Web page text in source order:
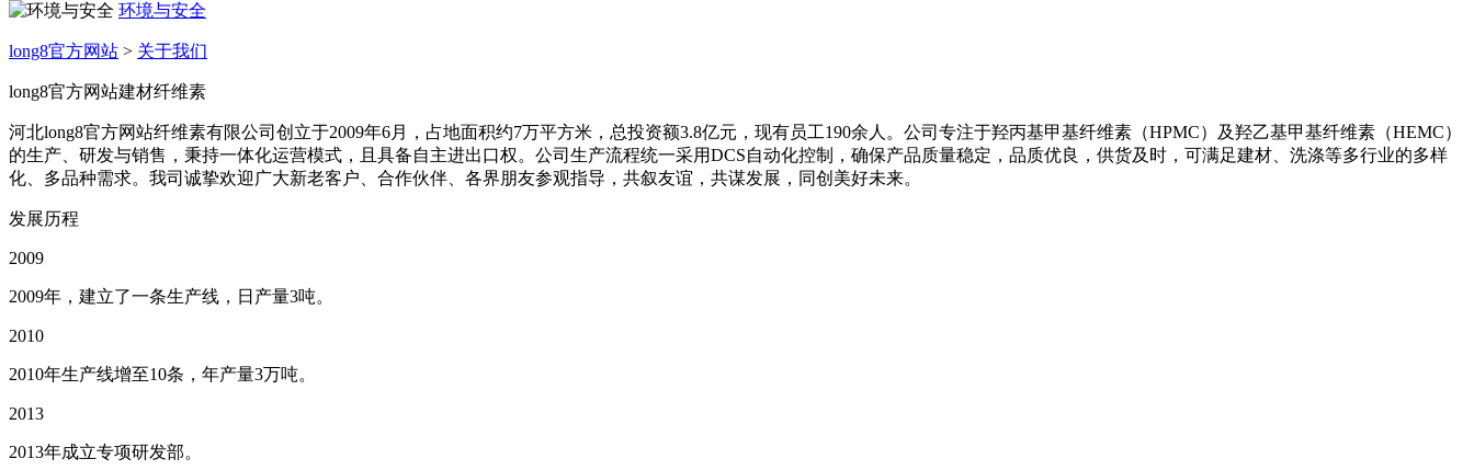
环境与安全
long8官方网站 > 关于我们
long8官方网站建材纤维素
河北long8官方网站纤维素有限公司创立于2009年6月，占地面积约7万平方米，总投资额3.8亿元，现有员工190余人。公司专注于羟丙基甲基纤维素（HPMC）及羟乙基甲基纤维素（HEMC）
的生产、研发与销售，秉持一体化运营模式，且具备自主进出口权。公司生产流程统一采用DCS自动化控制，确保产品质量稳定，品质优良，供货及时，可满足建材、洗涤等多行业的多样
化、多品种需求。我司诚挚欢迎广大新老客户、合作伙伴、各界朋友参观指导，共叙友谊，共谋发展，同创美好未来。
发展历程
2009
2009年，建立了一条生产线，日产量3吨。
2010
2010年生产线增至10条，年产量3万吨。
2013
2013年成立专项研发部。